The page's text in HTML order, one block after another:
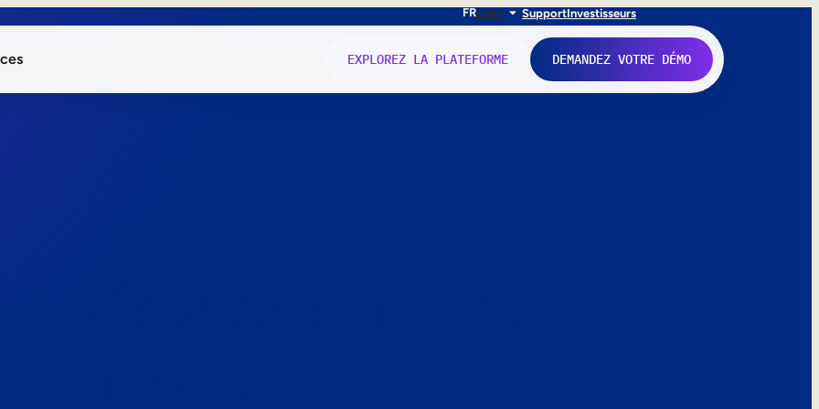
FRENIT SupportInvestisseurs
EXPLOREZ LA PLATEFORME DEMANDEZ VOTRE DÉMO